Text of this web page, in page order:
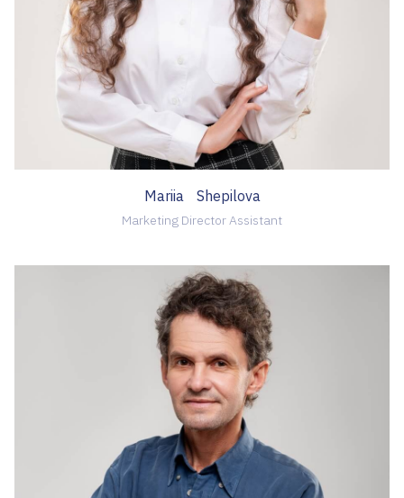
Mariia Shepilova
Marketing Director Assistant